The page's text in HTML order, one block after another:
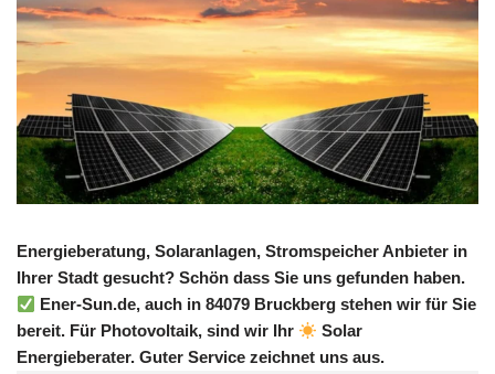
Energieberatung, Solaranlagen, Stromspeicher Anbieter in
Ihrer Stadt gesucht? Schön dass Sie uns gefunden haben.
Ener-Sun.de, auch in 84079 Bruckberg stehen wir für Sie
bereit. Für Photovoltaik, sind wir Ihr
Solar
Energieberater. Guter Service zeichnet uns aus.